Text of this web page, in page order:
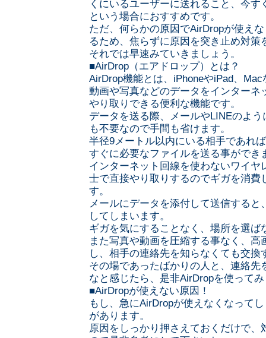
くにいるユーザーに送れること、今
という場合におすすめです。
ただ、何らかの原因でAirDropが使え
るため、焦らずに原因を突き止め対策
それでは早速みていきましょう。
■AirDrop（エアドロップ）とは？
AirDrop機能とは、iPhoneやiPad、
動画や写真などのデータをインターネ
やり取りできる便利な機能です。
データを送る際、メールやLINEのよ
も不要なので手間も省けます。
半径9メートル以内にいる相手であれ
すぐに必要なファイルを送る事ができ
インターネット回線を使わないワイヤ
士で直接やり取りするのでギガを消費
す。
メールにデータを添付して送信すると
してしまいます。
ギガを気にすることなく、場所を選ば
また写真や動画を圧縮する事なく、高
し、相手の連絡先を知らなくても交換
その場であったばかりの人と、連絡先
なと感じたら、是非AirDropを使って
■AirDropが使えない原因！
もし、急にAirDropが使えなくなって
があります。
原因をしっかり押さえておくだけで、